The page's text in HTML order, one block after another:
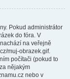
Pokud administrátor
do fóra. V
na veřejně
muj-obrazek.gif.
počítači (pokud to
nějakým
nebo v